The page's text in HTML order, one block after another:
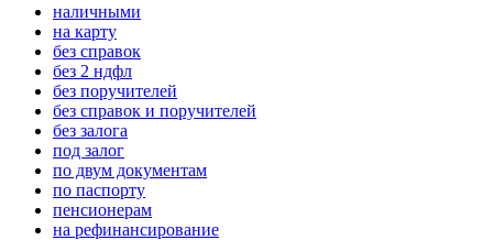
наличными
на карту
без справок
без 2 ндфл
без поручителей
без справок и поручителей
без залога
под залог
по двум документам
по паспорту
пенсионерам
на рефинансирование